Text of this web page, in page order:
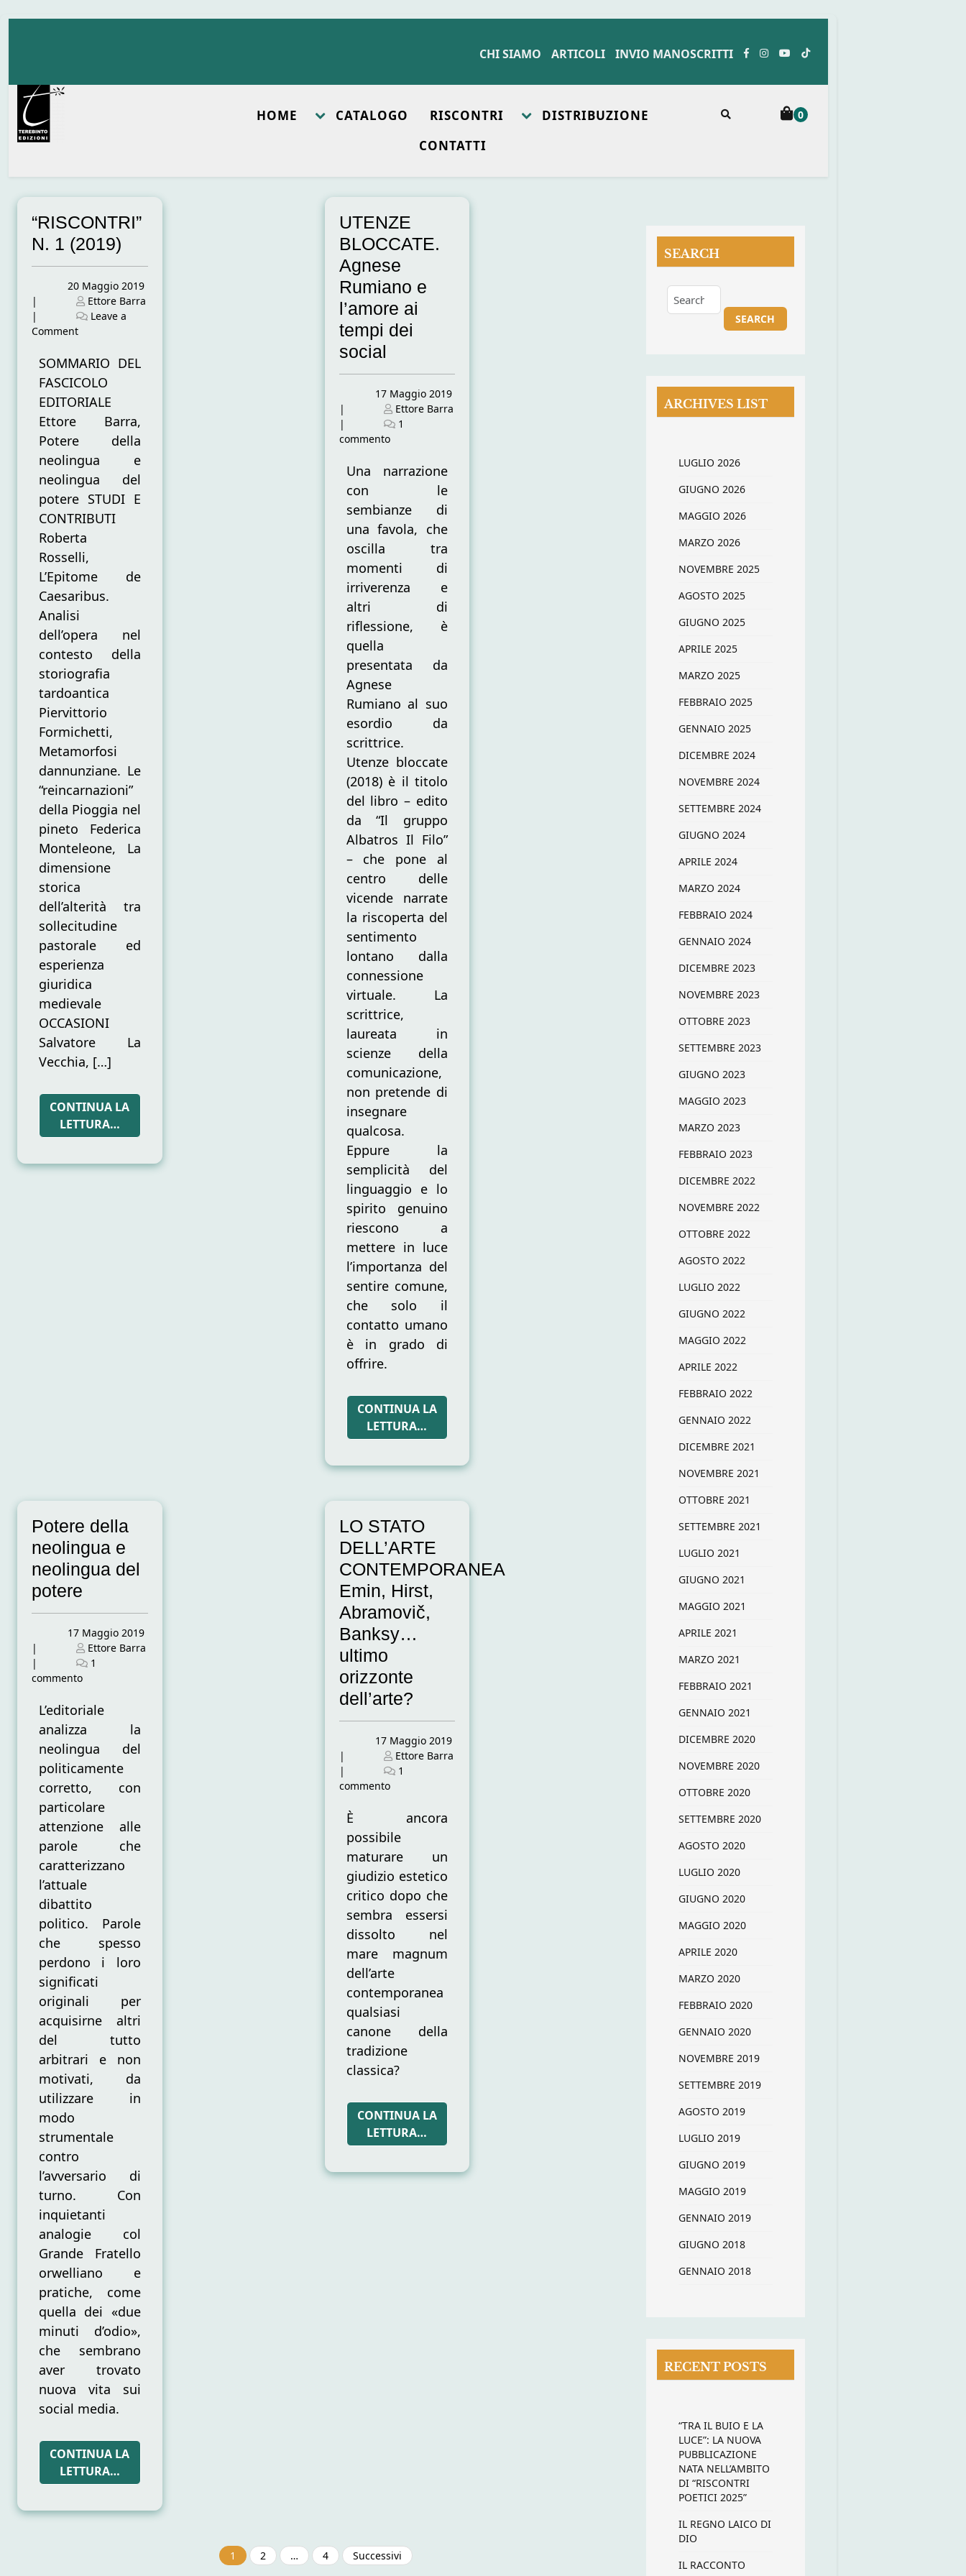
CHI SIAMO ARTICOLI INVIO MANOSCRITTI
HOME CATALOGO RISCONTRI
DISTRIBUZIONE
CONTATTI
0
“RISCONTRI”
N. 1 (2019)
Posted
on
20 Maggio 2019
|
Posted
on
Ettore Barra
|
Leave a
Commenton
N.
1
(2019)
SOMMARIO DEL
FASCICOLO
EDITORIALE
Ettore Barra,
Potere della
neolingua e
neolingua del
potere STUDI E
CONTRIBUTI
Roberta
Rosselli,
L’Epitome de
Caesaribus.
Analisi
dell’opera nel
contesto della
storiografia
tardoantica
Piervittorio
Formichetti,
Metamorfosi
dannunziane. Le
“reincarnazioni”
della Pioggia nel
pineto Federica
Monteleone, La
dimensione
storica
dell’alterità tra
sollecitudine
pastorale ed
esperienza
giuridica
medievale
OCCASIONI
Salvatore La
Vecchia, […]
CONTINUA LA
LETTURA…
UTENZE
BLOCCATE.
Agnese
Rumiano e
l’amore ai
tempi dei
social
Posted
on
17 Maggio 2019
|
Posted
on
Ettore Barra
|
1
commentosu
BLOCCATE.
e
l’amore
dei
social
Una narrazione
con le
sembianze di
una favola, che
oscilla tra
momenti di
irriverenza e
altri di
riflessione, è
quella
presentata da
Agnese
Rumiano al suo
esordio da
scrittrice.
Utenze bloccate
(2018) è il titolo
del libro – edito
da “Il gruppo
Albatros Il Filo”
– che pone al
centro delle
vicende narrate
la riscoperta del
sentimento
lontano dalla
connessione
virtuale. La
scrittrice,
laureata in
scienze della
comunicazione,
non pretende di
insegnare
qualcosa.
Eppure la
semplicità del
linguaggio e lo
spirito genuino
riescono a
mettere in luce
l’importanza del
sentire comune,
che solo il
contatto umano
è in grado di
offrire.
CONTINUA LA
LETTURA…
Potere della
neolingua e
neolingua del
potere
Posted
on
17 Maggio 2019
|
Posted
on
Ettore Barra
|
1
commentosu
della
e
neolingua
del
potere
L’editoriale
analizza la
neolingua del
politicamente
corretto, con
particolare
attenzione alle
parole che
caratterizzano
l’attuale
dibattito
politico. Parole
che spesso
perdono i loro
significati
originali per
acquisirne altri
del tutto
arbitrari e non
motivati, da
utilizzare in
modo
strumentale
contro
l’avversario di
turno. Con
inquietanti
analogie col
Grande Fratello
orwelliano e
pratiche, come
quella dei «due
minuti d’odio»,
che sembrano
aver trovato
nuova vita sui
social media.
CONTINUA LA
LETTURA…
LO STATO
DELL’ARTE
CONTEMPORANEA
Emin, Hirst,
Abramovič,
Banksy…
ultimo
orizzonte
dell’arte?
Posted
on
17 Maggio 2019
|
Posted
on
Ettore Barra
|
1
commentosu
STATO
DELL’ARTE
CONTEMPORANEA
Emin,
Hirst,
Abramovič,
Banksy…
ultimo
orizzonte
dell’arte?
È ancora
possibile
maturare un
giudizio estetico
critico dopo che
sembra essersi
dissolto nel
mare magnum
dell’arte
contemporanea
qualsiasi
canone della
tradizione
classica?
CONTINUA LA
LETTURA…
Paginazione
1 2 … 4 Successivi
SEARCH
ARCHIVES LIST
LUGLIO 2026
GIUGNO 2026
MAGGIO 2026
MARZO 2026
NOVEMBRE 2025
AGOSTO 2025
GIUGNO 2025
APRILE 2025
MARZO 2025
FEBBRAIO 2025
GENNAIO 2025
DICEMBRE 2024
NOVEMBRE 2024
SETTEMBRE 2024
GIUGNO 2024
APRILE 2024
MARZO 2024
FEBBRAIO 2024
GENNAIO 2024
DICEMBRE 2023
NOVEMBRE 2023
OTTOBRE 2023
SETTEMBRE 2023
GIUGNO 2023
MAGGIO 2023
MARZO 2023
FEBBRAIO 2023
DICEMBRE 2022
NOVEMBRE 2022
OTTOBRE 2022
AGOSTO 2022
LUGLIO 2022
GIUGNO 2022
MAGGIO 2022
APRILE 2022
FEBBRAIO 2022
GENNAIO 2022
DICEMBRE 2021
NOVEMBRE 2021
OTTOBRE 2021
SETTEMBRE 2021
LUGLIO 2021
GIUGNO 2021
MAGGIO 2021
APRILE 2021
MARZO 2021
FEBBRAIO 2021
GENNAIO 2021
DICEMBRE 2020
NOVEMBRE 2020
OTTOBRE 2020
SETTEMBRE 2020
AGOSTO 2020
LUGLIO 2020
GIUGNO 2020
MAGGIO 2020
APRILE 2020
MARZO 2020
FEBBRAIO 2020
GENNAIO 2020
NOVEMBRE 2019
SETTEMBRE 2019
AGOSTO 2019
LUGLIO 2019
GIUGNO 2019
MAGGIO 2019
GENNAIO 2019
GIUGNO 2018
GENNAIO 2018
RECENT POSTS
“TRA IL BUIO E LA
LUCE”: LA NUOVA
PUBBLICAZIONE
NATA NELL’AMBITO
DI “RISCONTRI
POETICI 2025”
IL REGNO LAICO DI
DIO
IL RACCONTO